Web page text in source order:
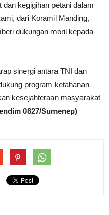
kegigihan petani dalam
dari Koramil Manding,
dukungan moril kepada
sinergi antara TNI dan
program ketahanan
kesejahteraan masyarakat
0827/Sumenep)